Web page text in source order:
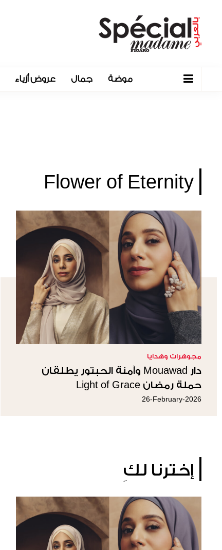
موضة جمال عروض أزياء
Flower of Eternity
مجوهرات وهدايا
دار Mouawad وآمنة الحبتور يطلقان
حملة رمضان Light of Grace
26-February-2026
إخترنا لكِ